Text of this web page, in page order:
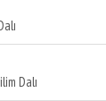
Dalı